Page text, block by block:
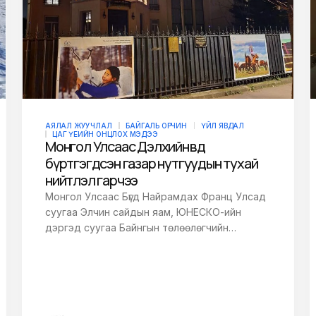
АЯЛАЛ ЖУУЧЛАЛ БАЙГАЛЬ ОРЧИН
ҮЙЛ ЯВДАЛ
ЦАГ ҮЕИЙН ОНЦЛОХ МЭДЭЭ
Монгол Улсаас Дэлхийн өвд
бүртгэгдсэн газар нутгуудын тухай
нийтлэл гарчээ
Монгол Улсаас Бүгд Найрамдах Франц Улсад
суугаа Элчин сайдын яам, ЮНЕСКО-ийн
дэргэд суугаа Байнгын төлөөлөгчийн…